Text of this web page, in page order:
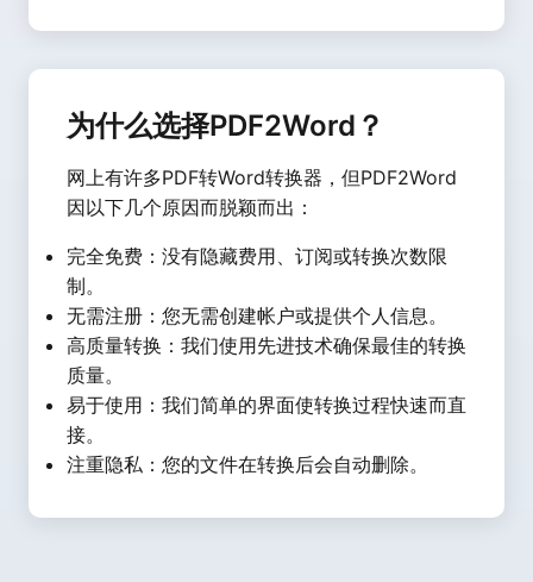
为什么选择PDF2Word？
网上有许多PDF转Word转换器，但PDF2Word
因以下几个原因而脱颖而出：
完全免费：没有隐藏费用、订阅或转换次数限
制。
无需注册：您无需创建帐户或提供个人信息。
高质量转换：我们使用先进技术确保最佳的转换
质量。
易于使用：我们简单的界面使转换过程快速而直
接。
注重隐私：您的文件在转换后会自动删除。